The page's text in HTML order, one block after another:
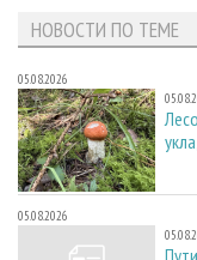
НОВОСТИ ПО ТЕМЕ
05.08.2026
05.08.2026